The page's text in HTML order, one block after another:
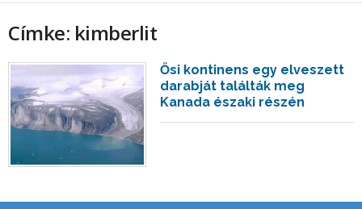
Címke: kimberlit
Ősi kontinens egy elveszett
darabját találták meg
Kanada északi részén